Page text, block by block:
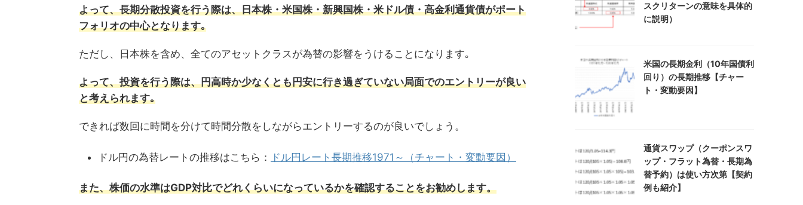
よって、長期分散投資を行う際は、日本株・米国株・新興国株・米ドル債・高金利通貨債がポート
フォリオの中心となります｡
ただし、日本株を含め、全てのアセットクラスが為替の影響をうけることになります｡
よって、投資を行う際は、円高時か少なくとも円安に行き過ぎていない局面でのエントリーが良い
と考えられます｡
できれば数回に時間を分けて時間分散をしながらエントリーするのが良いでしょう。
ドル円の為替レートの推移はこちら： ドル円レート長期推移1971～（チャート・変動要因）
また、株価の水準はGDP対比でどれくらいになっているかを確認することをお勧めします。
スクリターンの意味を具体的
に説明）
米国の長期金利（10年国債利
回り）の長期推移【チャー
ト・変動要因】
通貨スワップ（クーポンスワ
ップ・フラット為替・長期為
替予約）は使い方次第【契約
例も紹介】